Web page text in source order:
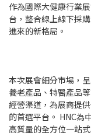
作為國際大健康行業
台，整合線上線下採
進來的新格局。
本次展會細分市場，
養老產品、特醫產品
經營渠道，為展商提
的首選平台。 HNC為
高質量的全方位一站